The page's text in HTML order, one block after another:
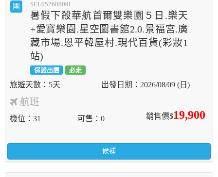
團 SEL05260809I
暑假下殺華航首爾雙樂園５日.樂天
+愛寶樂園.星空圖書館2.0.景福宮.廣
藏市場.恩平韓屋村.現代百貨(彩妝1
站)
保證出團 必走
5天 2026/08/09 (日)
航班
銷售價$19,900
機位 31 可售 0
候補